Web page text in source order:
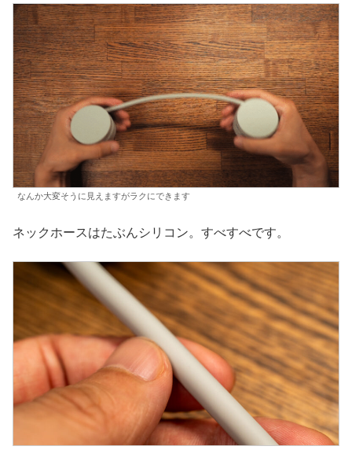
なんか大変そうに見えますがラクにできます
ネックホースはたぶんシリコン。すべすべです。